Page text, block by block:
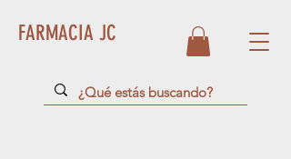
FARMACIA JC